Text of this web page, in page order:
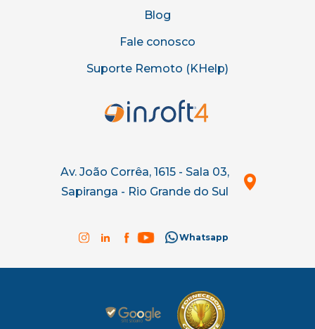
Blog
Fale conosco
Suporte Remoto (KHelp)
Av. João Corrêa, 1615 - Sala 03,
Sapiranga - Rio Grande do Sul
Whatsapp